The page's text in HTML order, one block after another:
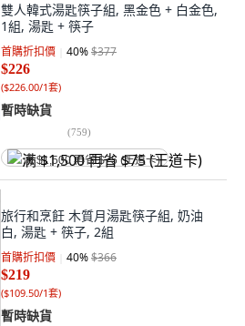
雙人韓式湯匙筷子組, 黑金色 + 白金色,
1組, 湯匙 + 筷子
首購折扣價 40%$377
$226
($226.00/1套)
暫時缺貨
(759)
满 $1,500 再省 $75 (王道卡)
旅行和烹飪 木質月湯匙筷子組, 奶油
白, 湯匙 + 筷子, 2組
首購折扣價 40%$366
$219
($109.50/1套)
暫時缺貨